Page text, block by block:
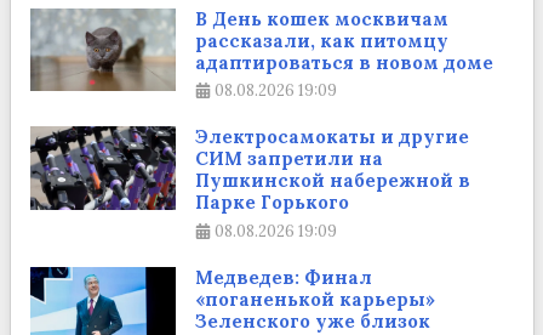
В День кошек москвичам
рассказали, как питомцу
адаптироваться в новом доме
08.08.2026 19:09
Электросамокаты и другие
СИМ запретили на
Пушкинской набережной в
Парке Горького
08.08.2026 19:09
Медведев: Финал
«поганенькой карьеры»
Зеленского уже близок